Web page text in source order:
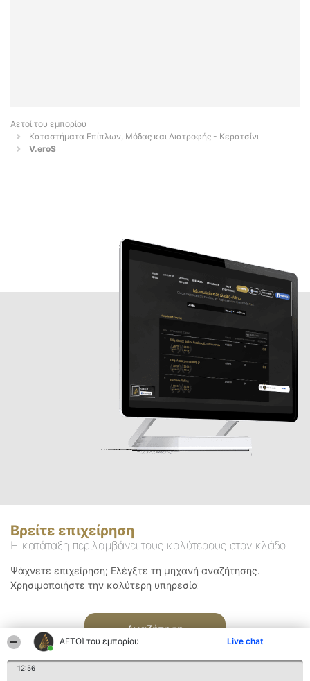
ΑΕΤΟΊ του εμπορίου Live chat
12:56
Αετοί του εμπορίου
Καταστήματα Επίπλων, Μόδας και Διατροφής - Κερατσίνι
V.eroS
Βρείτε επιχείρηση
Η κατάταξη περιλαμβάνει τους καλύτερους στον κλάδο
Ψάχνετε επιχείρηση; Ελέγξτε τη μηχανή αναζήτησης.
Χρησιμοποιήστε την καλύτερη υπηρεσία
Αναζήτηση